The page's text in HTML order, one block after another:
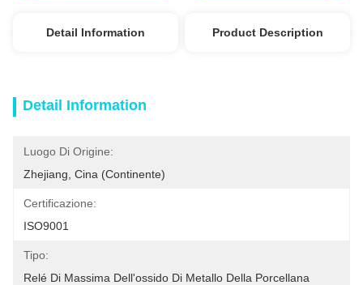
Detail Information Product Description
Detail Information
Luogo Di Origine:
Zhejiang, Cina (continente)
Certificazione:
ISO9001
Tipo:
Relé Di Massima Dell'ossido Di Metallo Della Porcellana